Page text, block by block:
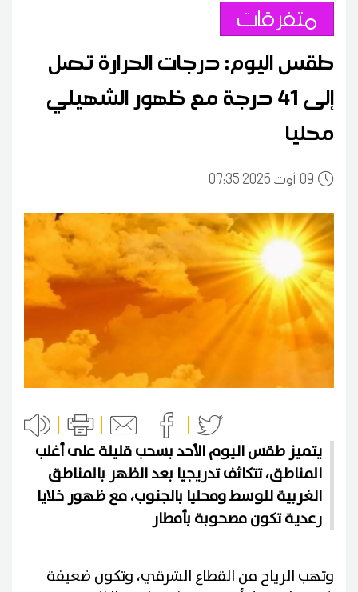
متفرقات
طقس اليوم: درجات الحرارة تصل
إلى 41 درجة مع ظهور الشهيلي
محليا
0907:35 2026 أوت
يتميز طقس اليوم الأحد بسحب قليلة على أغلب
المناطق، تتكاثف تدريجيا بعد الظهر بالمناطق
الغربية للوسط ومحليا بالجنوب، مع ظهور خلايا
رعدية تكون مصحوبة بأمطار
وتهب الرياح من القطاع الشرقي، وتكون ضعيفة